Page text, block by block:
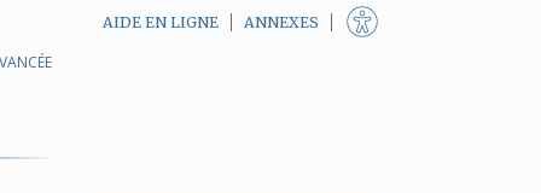
AIDE EN LIGNE ANNEXES